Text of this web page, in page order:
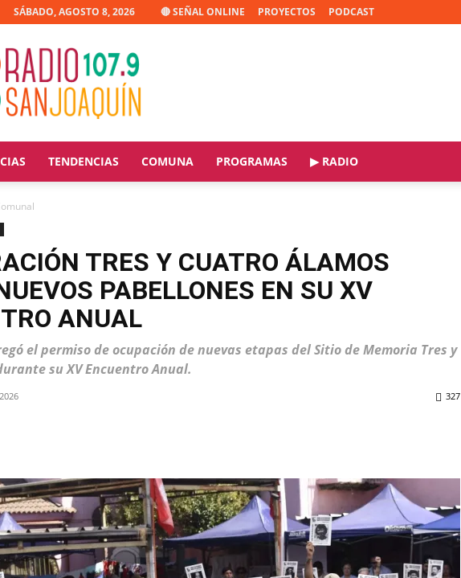
SÁBADO, AGOSTO 8, 2026 🔴 SEÑAL ONLINE PROYECTOS PODCAST
Radio
Joaquín
TENDENCIAS COMUNA PROGRAMAS ▶ RADIO
TRES Y CUATRO ÁLAMOS
PABELLONES EN SU XV
ANUAL
el permiso de ocupación de nuevas etapas del Sitio de Memoria Tres y
su XV Encuentro Anual.
327